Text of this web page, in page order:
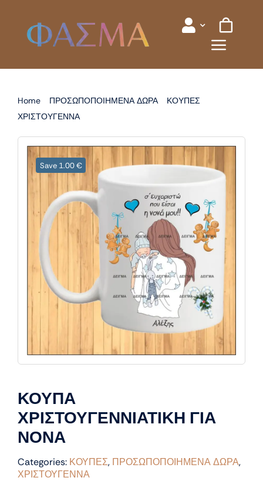
content
Home ΠΡΟΣΩΠΟΠΟΙΗΜΕΝΑ ΔΩΡΑ
ΚΟΥΠΕΣ
ΧΡΙΣΤΟΥΓΕΝΝΑ
Save 1.00 €
ΚΟΥΠΑ
ΧΡΙΣΤΟΥΓΕΝΝΙΑΤΙΚΗ ΓΙΑ
ΝΟΝΑ
Categories: ΚΟΥΠΕΣ, ΠΡΟΣΩΠΟΠΟΙΗΜΕΝΑ ΔΩΡΑ,
ΧΡΙΣΤΟΥΓΕΝΝΑ